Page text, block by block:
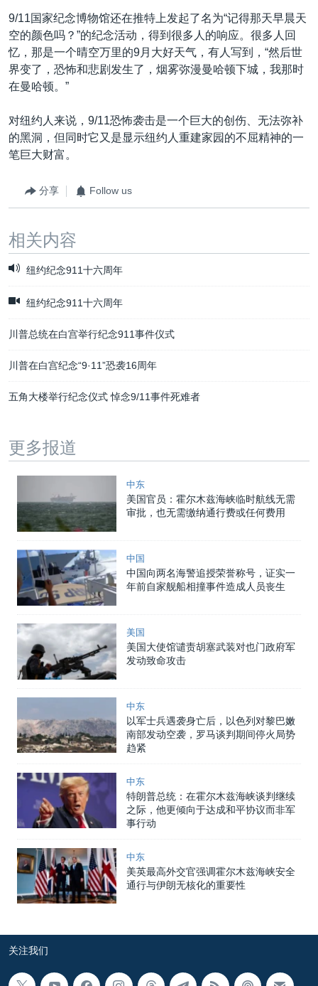
9/11国家纪念博物馆还在推特上发起了名为“记得那天早晨天
空的颜色吗？”的纪念活动，得到很多人的响应。很多人回
忆，那是一个晴空万里的9月大好天气，有人写到，“然后世
界变了，恐怖和悲剧发生了，烟雾弥漫曼哈顿下城，我那时
在曼哈顿。”
对纽约人来说，9/11恐怖袭击是一个巨大的创伤、无法弥补
的黑洞，但同时它又是显示纽约人重建家园的不屈精神的一
笔巨大财富。
分享 Follow us
相关内容
纽约纪念911十六周年
纽约纪念911十六周年
川普总统在白宫举行纪念911事件仪式
川普在白宫纪念“9·11”恐袭16周年
五角大楼举行纪念仪式 悼念9/11事件死难者
更多报道
中东
美国官员：霍尔木兹海峡临时航线无需
审批，也无需缴纳通行费或任何费用
中国
中国向两名海警追授荣誉称号，证实一
年前自家舰船相撞事件造成人员丧生
美国
美国大使馆谴责胡塞武装对也门政府军
发动致命攻击
中东
以军士兵遇袭身亡后，以色列对黎巴嫩
南部发动空袭，罗马谈判期间停火局势
趋紧
中东
特朗普总统：在霍尔木兹海峡谈判继续
之际，他更倾向于达成和平协议而非军
事行动
中东
美英最高外交官强调霍尔木兹海峡安全
通行与伊朗无核化的重要性
关注我们